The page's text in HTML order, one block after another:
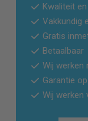
Kwaliteit
Vakkundig
Gratis
Betaalbaar
Wij werken
Garantie
Wij werken